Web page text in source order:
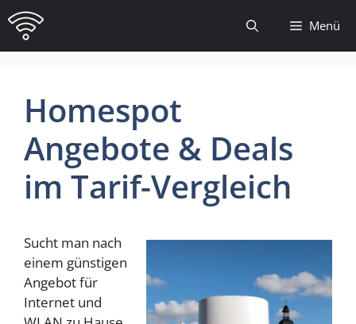
Zum
Inhalt
springen
Menü
Homespot
Angebote & Deals
im Tarif-Vergleich
Sucht man nach
einem günstigen
Angebot für
Internet und